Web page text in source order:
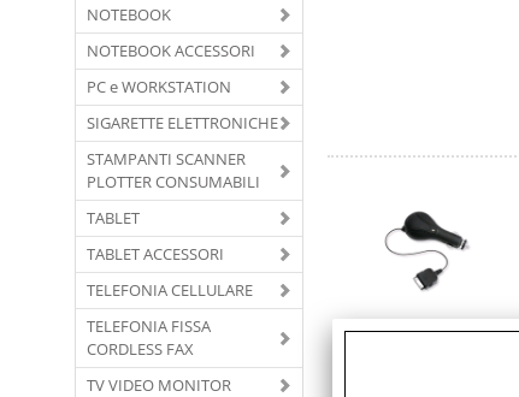
NOTEBOOK
NOTEBOOK ACCESSORI
PC e WORKSTATION
SIGARETTE ELETTRONICHE
STAMPANTI SCANNER
PLOTTER CONSUMABILI
TABLET
TABLET ACCESSORI
TELEFONIA CELLULARE
TELEFONIA FISSA
CORDLESS FAX
TV VIDEO MONITOR